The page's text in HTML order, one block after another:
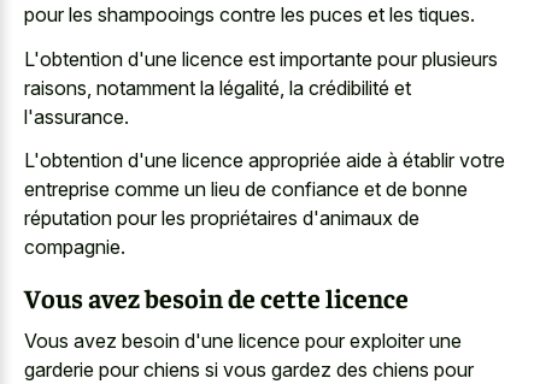
pour les shampooings contre les puces et les tiques.
L'obtention d'une licence est importante pour plusieurs
raisons, notamment la légalité, la crédibilité et
l'assurance.
L'obtention d'une licence appropriée aide à établir votre
entreprise comme un lieu de confiance et de bonne
réputation pour les propriétaires d'animaux de
compagnie.
Vous avez besoin de cette licence
Vous avez besoin d'une licence pour exploiter une
garderie pour chiens si vous gardez des chiens pour